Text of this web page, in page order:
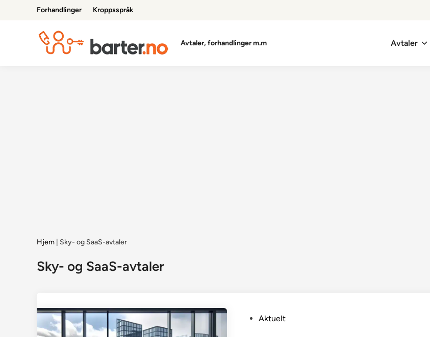
Forhandlinger Kroppsspråk
Avtaler, forhandlinger m.m Avtaler
Hjem Sky- og SaaS-avtaler
Sky- og SaaS-avtaler
Aktuelt